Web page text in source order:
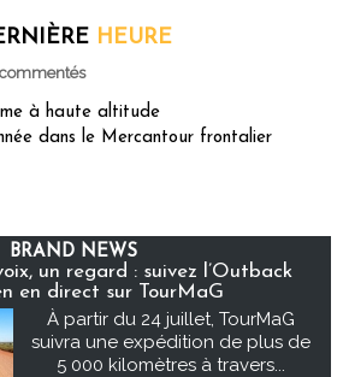
HEURE
commentés
à haute altitude
dans le Mercantour frontalier
BRAND NEWS
un regard : suivez l’Outback
en direct sur TourMaG
À partir du 24 juillet, TourMaG
suivra une expédition de plus de
5 000 kilomètres à travers...